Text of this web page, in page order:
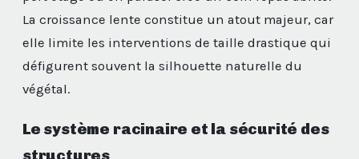
La croissance lente constitue un atout majeur, car
elle limite les interventions de taille drastique qui
défigurent souvent la silhouette naturelle du
végétal.
Le système racinaire et la sécurité des